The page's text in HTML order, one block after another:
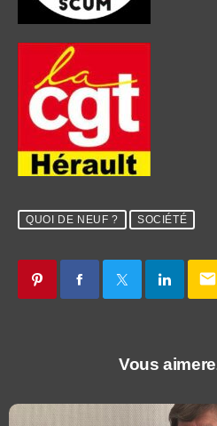
QUOI DE NEUF ? SOCIÉTÉ
email
Vous